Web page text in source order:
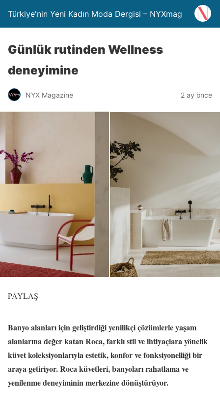
Türkiye'nin Yeni Kadın Moda Dergisi – NYXmag
Günlük rutinden Wellness
deneyimine
NYX Magazine 2 ay önce
PAYLAŞ
Banyo alanları için geliştirdiği yenilikçi çözümlerle yaşam
alanlarına değer katan Roca, farklı stil ve ihtiyaçlara yönelik
küvet koleksiyonlarıyla estetik, konfor ve fonksiyonelliği bir
araya getiriyor. Roca küvetleri, banyoları rahatlama ve
yenilenme deneyiminin merkezine dönüştürüyor.